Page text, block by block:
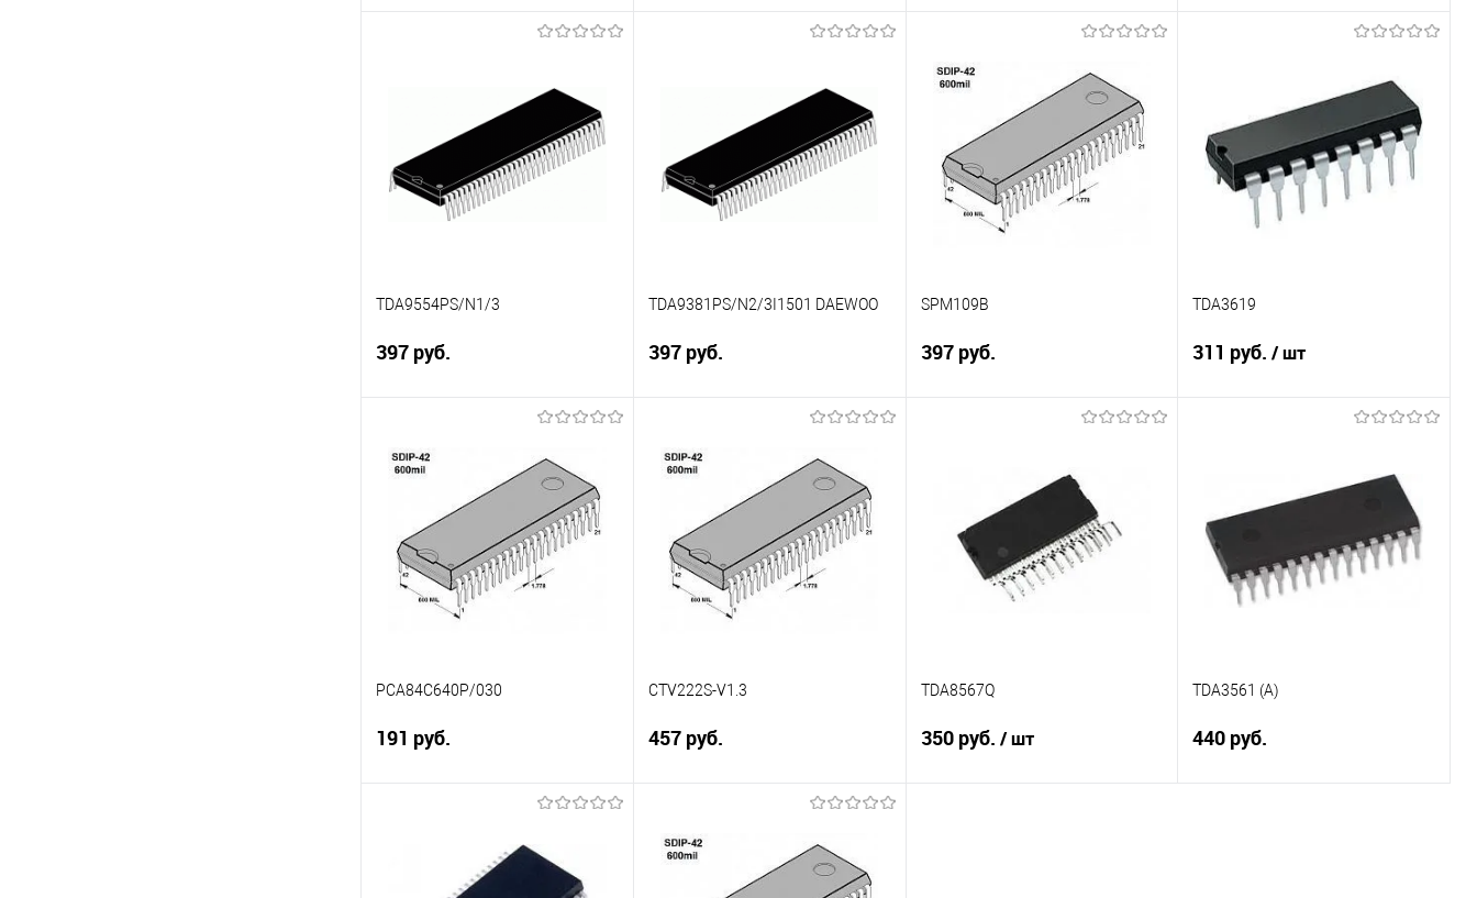
В избранное
Недоступно
В избранное
В наличии
Сравнение
В избранное
Недоступно
Сравнение
В избранное
В наличии
TDA9554PS/N1/3
397 руб.
Сравнение
В избранное
В наличии
TDA9381PS/N2/3I1501 DAEWOO
397 руб.
Сравнение
В избранное
В наличии
SPM109B
397 руб.
Сравнение
В избранное
В наличии
TDA3619
311 руб./ шт
Сравнение
Недоступно
PCA84C640P/030
191 руб.
Сравнение
CTV222S-V1.3
457 руб.
Сравнение
TDA8567Q
350 руб. / шт
TDA3561 (A)
440 руб.